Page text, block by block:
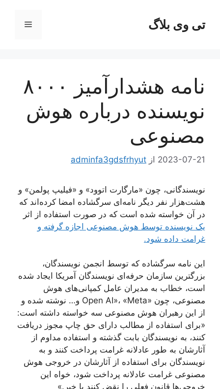
محتواتی وی بلاگ فهرست
نامه هشدارآمیز ۸۰۰۰
نویسنده درباره هوش
مصنوعی
2023-07-21 از adminfa3gdsfrhyut
نویسندگانی، چون «مارگارت اتوود» و «فیلیپ پولمن» و
هشت‌هزار نفر دیگر نامه‌ای سرگشاده امضا کرده‌اند که
در آن خواسته شده است که در صورت استفاده از اثر
یک نویسنده توسط هوش مصنوعی اجازه گرفته و
غرامت داده شود.
این نامه سرگشاده که توسط انجمن نویسندگان،
بزرگترین سازمان حرفه‌ای نویسندگان آمریکا ایجاد شده
است، خطاب به مدیران عامل کمپانی‌های هوش
مصنوعی، چون «Open AI»، «Meta و… نوشته شده و
از این رهبران هوش مصنوعی سه خواسته داشته است:
«برای استفاده از مطالب دارای حق چاپ مجوز دریافت
کنند، به نویسندگان بابت گذشته و استفاده مداوم از
آثارشان به طور عادلانه غرامت پرداخت کنند و به
نویسندگان برای استفاده از آثارشان در خروجی هوش
مصنوعی غرامت عادلانه پرداخت شود، خواه این
خروجی‌ها قانون فعلی را نقض کنند یا خیر.»